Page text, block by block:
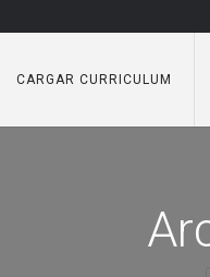
CARGAR CURRICULUM